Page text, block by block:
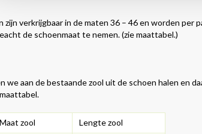
verkrijgbaar in de maten 36 – 46 en worden per
de schoenmaat te nemen. (zie maattabel.)
we aan de bestaande zool uit de schoen halen en
Maat zool Lengte zool